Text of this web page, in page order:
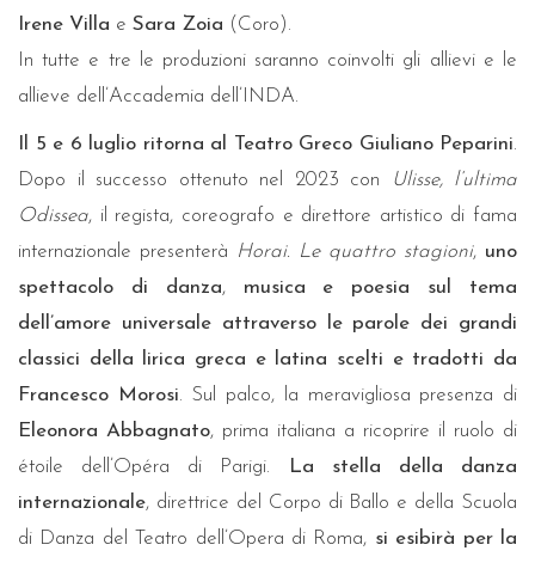
Irene Villa e Sara Zoia (Coro).
In tutte e tre le produzioni saranno coinvolti gli allievi e le
allieve dell’Accademia dell’INDA.
Il 5 e 6 luglio ritorna al Teatro Greco Giuliano Peparini.
Dopo il successo ottenuto nel 2023 con
Ulisse, l’ultima
Odissea, il regista, coreografo e direttore artistico di fama
internazionale presenterà Horai. Le quattro stagioni, uno
spettacolo di danza, musica
e poesia sul tema
dell’amore universale attraverso le parole dei grandi
classici della lirica greca e latina scelti e tradotti da
Francesco Morosi. Sul palco, la meravigliosa presenza di
Eleonora Abbagnato, prima italiana a ricoprire il ruolo di
étoile dell’Opéra di Parigi.
La stella della danza
internazionale, direttrice del Corpo di Ballo e della Scuola
di Danza del Teatro dell’Opera di Roma, si esibirà per la